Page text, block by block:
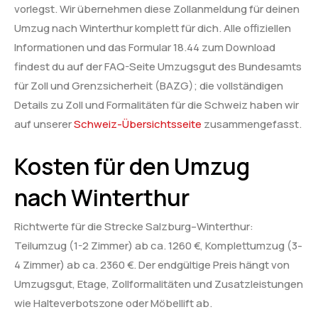
vorlegst. Wir übernehmen diese Zollanmeldung für deinen
Umzug nach Winterthur komplett für dich. Alle offiziellen
Informationen und das Formular 18.44 zum Download
findest du auf der FAQ-Seite Umzugsgut des Bundesamts
für Zoll und Grenzsicherheit (BAZG); die vollständigen
Details zu Zoll und Formalitäten für die Schweiz haben wir
auf unsererSchweiz-Übersichtsseite zusammengefasst.
Kosten für den Umzug
nach Winterthur
Richtwerte für die Strecke Salzburg–Winterthur:
Teilumzug (1-2 Zimmer) ab ca. 1260 €, Komplettumzug (3-
4 Zimmer) ab ca. 2360 €. Der endgültige Preis hängt von
Umzugsgut, Etage, Zollformalitäten und Zusatzleistungen
wie Halteverbotszone oder Möbellift ab.